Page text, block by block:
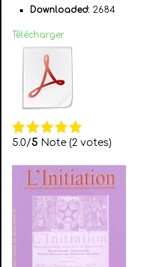
Downloaded: 2684
Télécharger
5.0/5 Note (2 votes)